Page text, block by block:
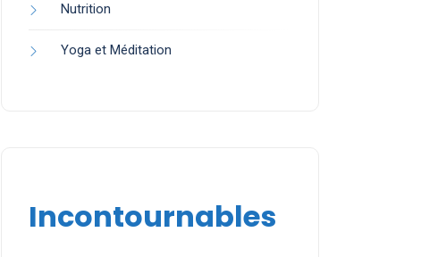
Nutrition
Yoga et Méditation
Incontournables